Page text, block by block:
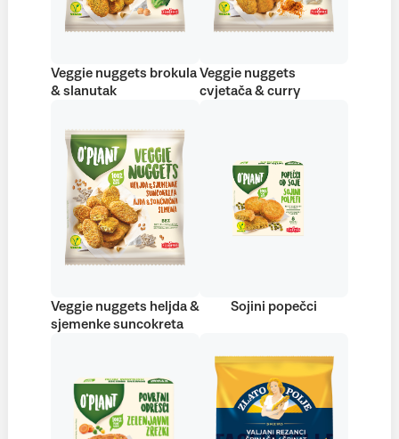
Veggie nuggets brokula
& slanutak
Veggie nuggets
cvjetača & curry
Veggie nuggets heljda &
sjemenke suncokreta
Sojini popečci